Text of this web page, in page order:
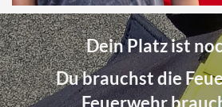
Dein Platz ist
Du brauchst die
Feuerwehr